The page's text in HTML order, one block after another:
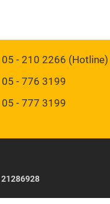
05 - 210 2266 (Hotline)
05 - 776 3199
05 - 777 3199
21286928